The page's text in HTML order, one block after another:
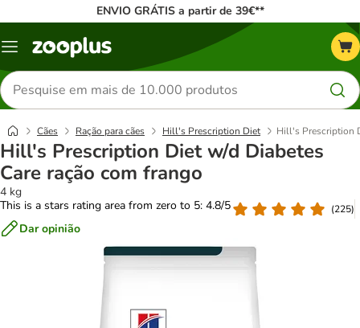
ENVIO GRÁTIS a partir de 39€**
Menu
Pesquisar
produtos
Cães Ração para cães Hill's Prescription Diet Hill's Prescription
Hill's Prescription Diet w/d Diabetes
Care ração com frango
4 kg
This is a stars rating area from zero to 5: 4.8/5
(225)
Dar opinião